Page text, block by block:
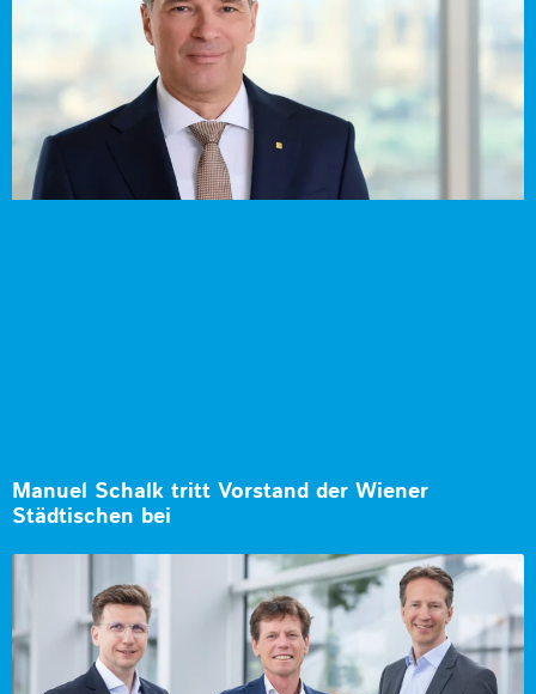
Manuel Schalk tritt Vorstand der Wiener
Städtischen bei